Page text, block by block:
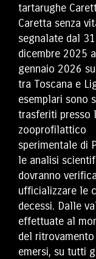
tartarughe
Caretta senza
segnalate dal 31
dicembre 2025
gennaio 2026
tra Toscana e
esemplari sono
trasferiti presso
zooprofilattico
sperimentale di
le analisi
dovranno
ufficializzare le
decessi. Dalle
effettuate al
del
emersi, su tutti